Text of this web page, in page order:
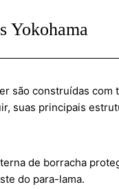
Yokohama
são construídas
suas principais
de borracha
do para-lama.